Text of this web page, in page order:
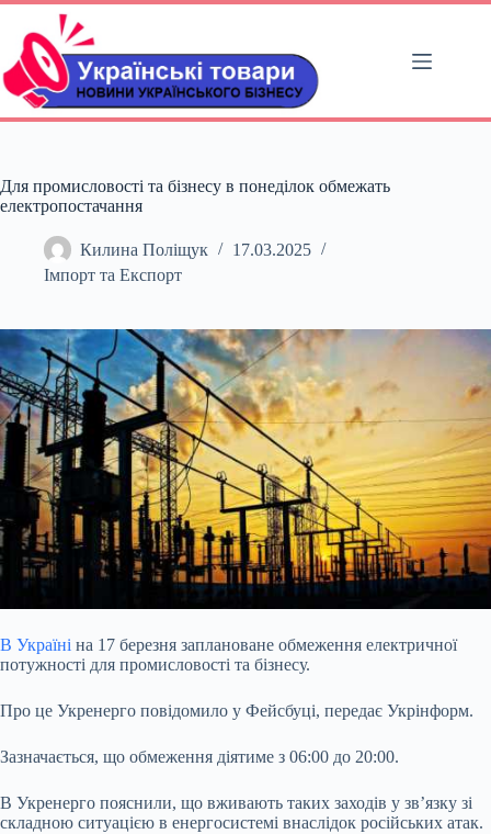
Перейти
вмісту
Для промисловості та бізнесу в понеділок обмежать
електропостачання
Килина Поліщук
17.03.2025
Імпорт та Експорт
В Україні на 17 березня заплановане обмеження електричної
потужності для промисловості та бізнесу.
Про це Укренерго повідомило у Фейсбуці, передає Укрінформ.
Зазначається, що обмеження діятиме з 06:00 до 20:00.
В Укренерго пояснили, що вживають таких заходів у зв’язку зі
складною ситуацією в енергосистемі внаслідок російських атак.